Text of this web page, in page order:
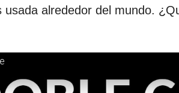
alrededor del mundo.